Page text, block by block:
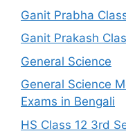
Ganit Prabha
Ganit Prakash
General Science
General Science
Exams in Bengali
HS Class 12 3rd